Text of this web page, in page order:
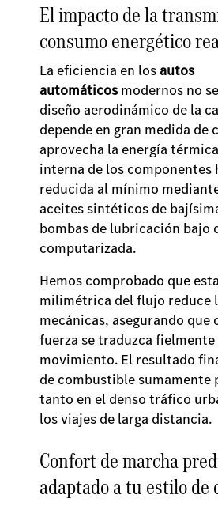
El impacto de la
consumo energético
La eficiencia en los autos
automáticosmodernos no
diseño aerodinámico de la
depende en gran medida de
aprovecha la energía
interna de los componentes
reducida al mínimo
aceites sintéticos de
bombas de lubricación bajo
computarizada.
Hemos comprobado que
milimétrica del flujo reduce
mecánicas, asegurando que
fuerza se traduzca fielmente
movimiento. El resultado
de combustible sumamente
tanto en el denso tráfico
los viajes de larga distancia.
Confort de marcha
adaptado a tu estilo de